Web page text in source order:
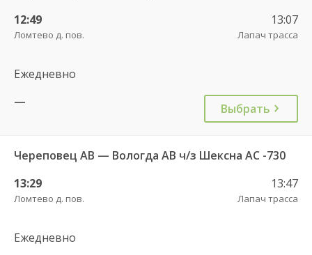
12:49
Ломтево д. пов.
13:07
Лапач трасса
Ежедневно
—
Выбрать
Череповец АВ — Вологда АВ ч/з Шексна АC -730
13:29
Ломтево д. пов.
13:47
Лапач трасса
Ежедневно